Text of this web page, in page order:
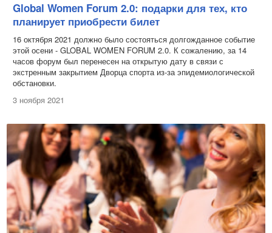
Global Women Forum 2.0: подарки для тех, кто
планирует приобрести билет
16 октября 2021 должно было состояться долгожданное событие
этой осени - GLOBAL WOMEN FORUM 2.0. К сожалению, за 14
часов форум был перенесен на открытую дату в связи с
экстренным закрытием Дворца спорта из-за эпидемиологической
обстановки.
3 ноября 2021